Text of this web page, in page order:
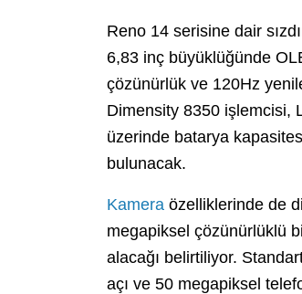
Reno 14 serisine dair
6,83 inç büyüklüğünde
çözünürlük ve 120Hz
Dimensity 8350 işlemcisi,
üzerinde batarya
bulunacak.
Kamera özelliklerinde de
megapiksel çözünürlüklü
alacağı belirtiliyor.
açı ve 50 megapiksel